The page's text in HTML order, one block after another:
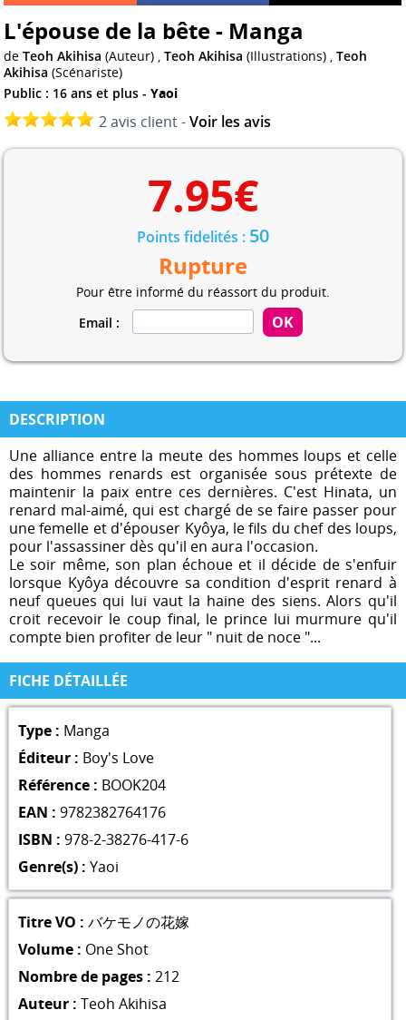
L'épouse de la bête - Manga
deTeoh Akihisa (Auteur) ,Teoh Akihisa (Illustrations) ,Teoh
Akihisa (Scénariste)
Public : 16 ans et plus -Yaoi
2 avis client -Voir les avis
7.95€
Points fidelités : 50
Rupture
Pour être informé du réassort du produit.
Email :
DESCRIPTION
Une alliance entre la meute des hommes loups et celle
des hommes renards est organisée sous prétexte de
maintenir la paix entre ces dernières. C'est Hinata, un
renard mal-aimé, qui est chargé de se faire passer pour
une femelle et d'épouser Kyôya, le fils du chef des loups,
pour l'assassiner dès qu'il en aura l'occasion.
Le soir même, son plan échoue et il décide de s'enfuir
lorsque Kyôya découvre sa condition d'esprit renard à
neuf queues qui lui vaut la haine des siens. Alors qu'il
croit recevoir le coup final, le prince lui murmure qu'il
compte bien profiter de leur " nuit de noce "...
FICHE DÉTAILLÉE
Type : Manga
Éditeur : Boy's Love
Référence : BOOK204
EAN : 9782382764176
ISBN : 978-2-38276-417-6
Genre(s) : Yaoi
Titre VO : バケモノの花嫁
Volume : One Shot
Nombre de pages : 212
Auteur : Teoh Akihisa